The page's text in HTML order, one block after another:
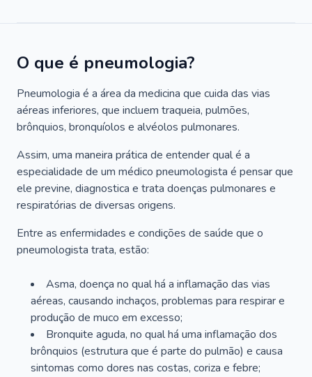
O que é pneumologia?
Pneumologia é a área da medicina que cuida das vias
aéreas inferiores, que incluem traqueia, pulmões,
brônquios, bronquíolos e alvéolos pulmonares.
Assim, uma maneira prática de entender qual é a
especialidade de um médico pneumologista é pensar que
ele previne, diagnostica e trata doenças pulmonares e
respiratórias de diversas origens.
Entre as enfermidades e condições de saúde que o
pneumologista trata, estão:
Asma, doença no qual há a inflamação das vias
aéreas, causando inchaços, problemas para respirar e
produção de muco em excesso;
Bronquite aguda, no qual há uma inflamação dos
brônquios (estrutura que é parte do pulmão) e causa
sintomas como dores nas costas, coriza e febre;